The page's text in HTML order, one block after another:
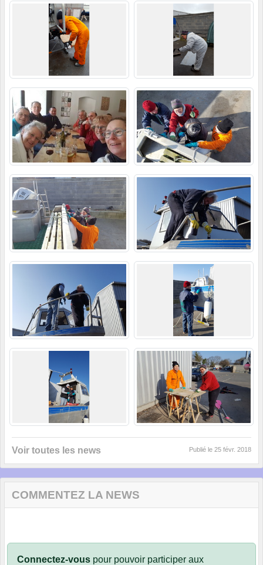
Voir toutes les news Publié le 25 févr. 2018
COMMENTEZ LA NEWS
Connectez-vous pour pouvoir participer aux